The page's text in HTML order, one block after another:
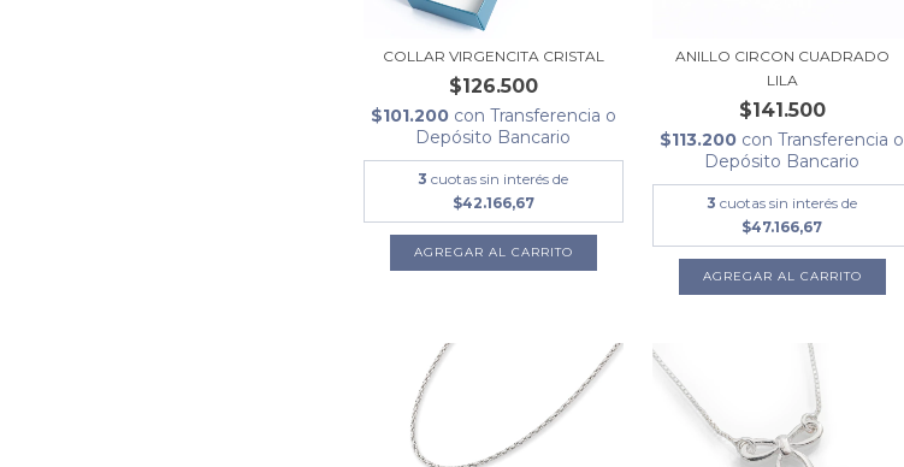
COLLAR VIRGENCITA CRISTAL
$126.500
$101.200 con Transferencia o
Depósito Bancario
3 cuotas sin interés de
$42.166,67
ANILLO CIRCON CUADRADO
LILA
$141.500
$113.200 con Transferencia o
Depósito Bancario
3 cuotas sin interés de
$47.166,67
AGREGAR AL CARRITO